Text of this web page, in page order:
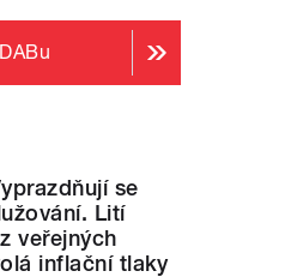
se
Lití
veřejných
inflační tlaky